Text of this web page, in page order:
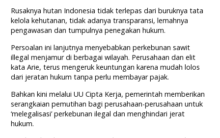
Rusaknya hutan Indonesia tidak terlepas dari buruknya tata
kelola kehutanan, tidak adanya transparansi, lemahnya
pengawasan dan tumpulnya penegakan hukum.
Persoalan ini lanjutnya menyebabkan perkebunan sawit
illegal menjamur di berbagai wilayah. Perusahaan dan elit
kata Arie, terus mengeruk keuntungan karena mudah lolos
dari jeratan hukum tanpa perlu membayar pajak.
Bahkan kini melalui UU Cipta Kerja, pemerintah memberikan
serangkaian pemutihan bagi perusahaan-perusahaan untuk
‘melegalisasi’ perkebunan ilegal dan menghindari jerat
hukum.